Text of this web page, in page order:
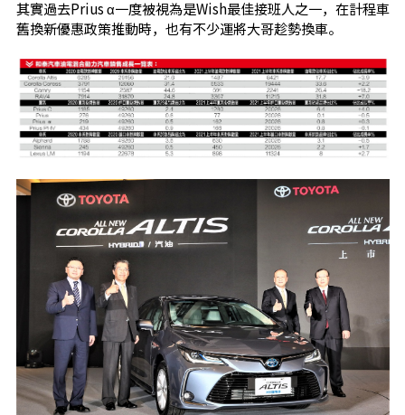
其實過去Prius α一度被視為是Wish最佳接班人之一，在計程車
舊換新優惠政策推動時，也有不少運將大哥趁勢換車。